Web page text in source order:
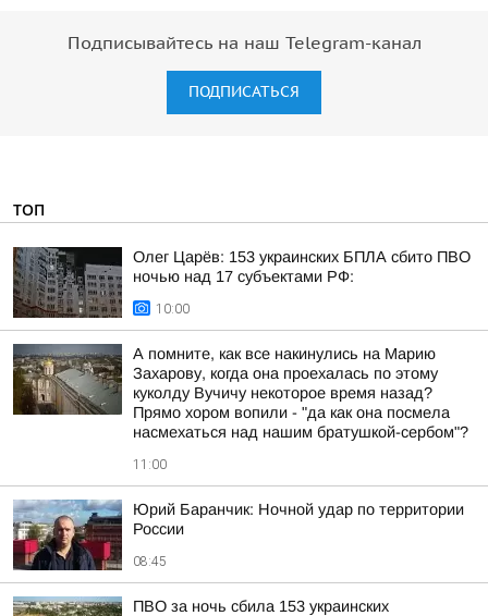
Подписывайтесь на наш Telegram-канал
ПОДПИСАТЬСЯ
ТОП
Олег Царёв: 153 украинских БПЛА сбито ПВО
ночью над 17 субъектами РФ:
10:00
А помните, как все накинулись на Марию
Захарову, когда она проехалась по этому
куколду Вучичу некоторое время назад?
Прямо хором вопили - "да как она посмела
насмехаться над нашим братушкой-сербом"?
11:00
Юрий Баранчик: Ночной удар по территории
России
08:45
ПВО за ночь сбила 153 украинских